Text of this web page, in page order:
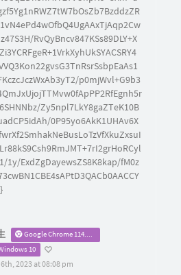
RvQyBncv847KSs89DLY+X
p0mjWvl+G9b3
Zy5npl7LkY8gaZTeK10B
0P95yo6AkK1UHAv6X
1y/ExdZgDayewsZS8K8kap/fM0z
Google Chrome 114.0.0.0
10
2023 at 08:08 pm